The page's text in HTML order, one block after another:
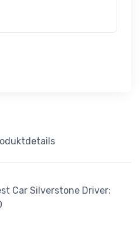
Car Silverstone Driver: